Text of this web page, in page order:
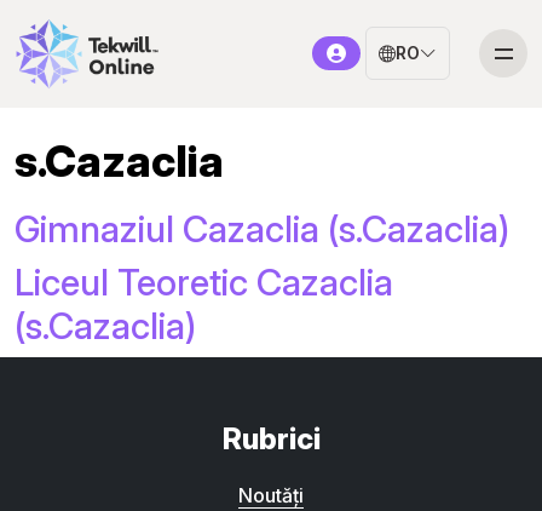
RO
s.Cazaclia
Gimnaziul Cazaclia (s.Cazaclia)
Liceul Teoretic Cazaclia
(s.Cazaclia)
Rubrici
Noutăți